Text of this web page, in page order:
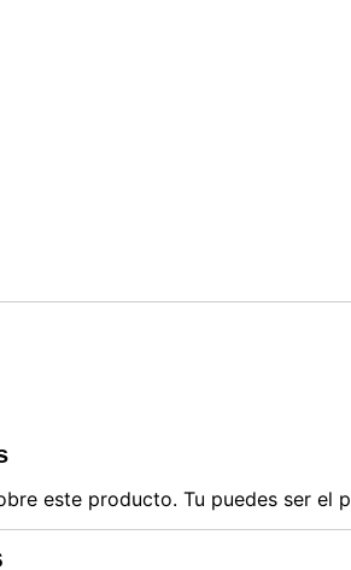
este producto. Tu puedes ser el